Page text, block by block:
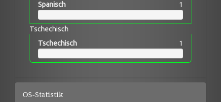
Spanisch
1
Tschechisch
Tschechisch
1
OS-Statistik